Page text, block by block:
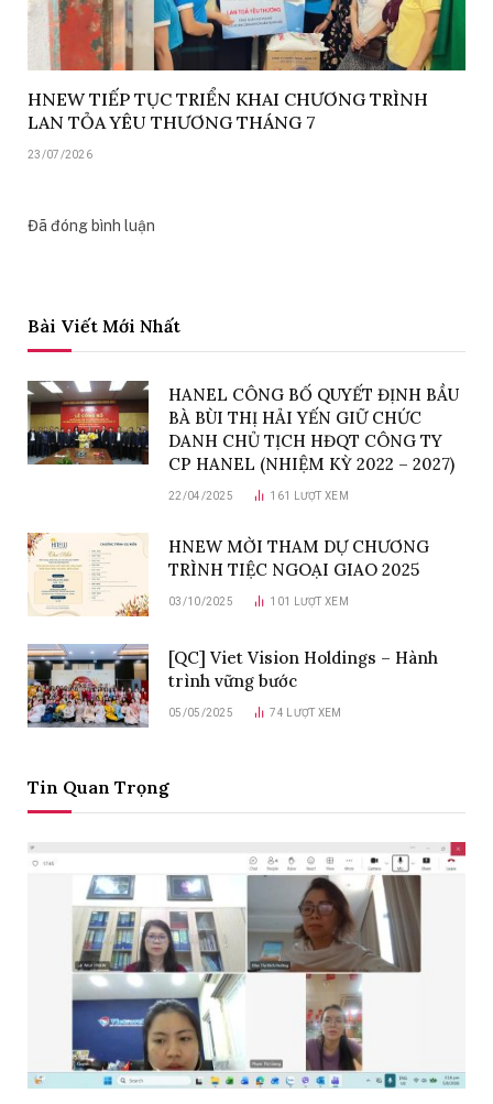
HNEW TIẾP TỤC TRIỂN KHAI CHƯƠNG TRÌNH
LAN TỎA YÊU THƯƠNG THÁNG 7
23/07/2026
Đã đóng bình luận
Bài Viết Mới Nhất
HANEL CÔNG BỐ QUYẾT ĐỊNH BẦU
BÀ BÙI THỊ HẢI YẾN GIỮ CHỨC
DANH CHỦ TỊCH HĐQT CÔNG TY
CP HANEL (NHIỆM KỲ 2022 – 2027)
22/04/2025 161 LƯỢT XEM
HNEW MỜI THAM DỰ CHƯƠNG
TRÌNH TIỆC NGOẠI GIAO 2025
03/10/2025 101 LƯỢT XEM
[QC] Viet Vision Holdings – Hành
trình vững bước
05/05/2025 74 LƯỢT XEM
Tin Quan Trọng